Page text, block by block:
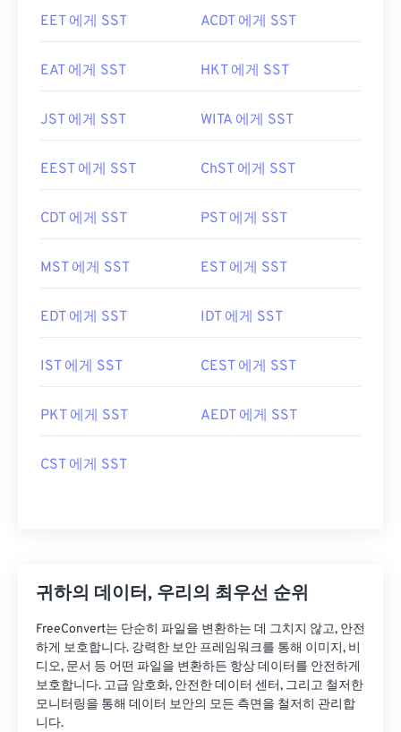
EET 에게 SST ACDT 에게 SST
EAT 에게 SST HKT 에게 SST
JST 에게 SST WITA 에게 SST
EEST 에게 SST ChST 에게 SST
CDT 에게 SST PST 에게 SST
MST 에게 SST EST 에게 SST
EDT 에게 SST IDT 에게 SST
IST 에게 SST CEST 에게 SST
PKT 에게 SST AEDT 에게 SST
CST 에게 SST
귀하의 데이터, 우리의 최우선 순위
FreeConvert는 단순히 파일을 변환하는 데 그치지 않고, 안전
하게 보호합니다. 강력한 보안 프레임워크를 통해 이미지, 비
디오, 문서 등 어떤 파일을 변환하든 항상 데이터를 안전하게
보호합니다. 고급 암호화, 안전한 데이터 센터, 그리고 철저한
모니터링을 통해 데이터 보안의 모든 측면을 철저히 관리합
니다.